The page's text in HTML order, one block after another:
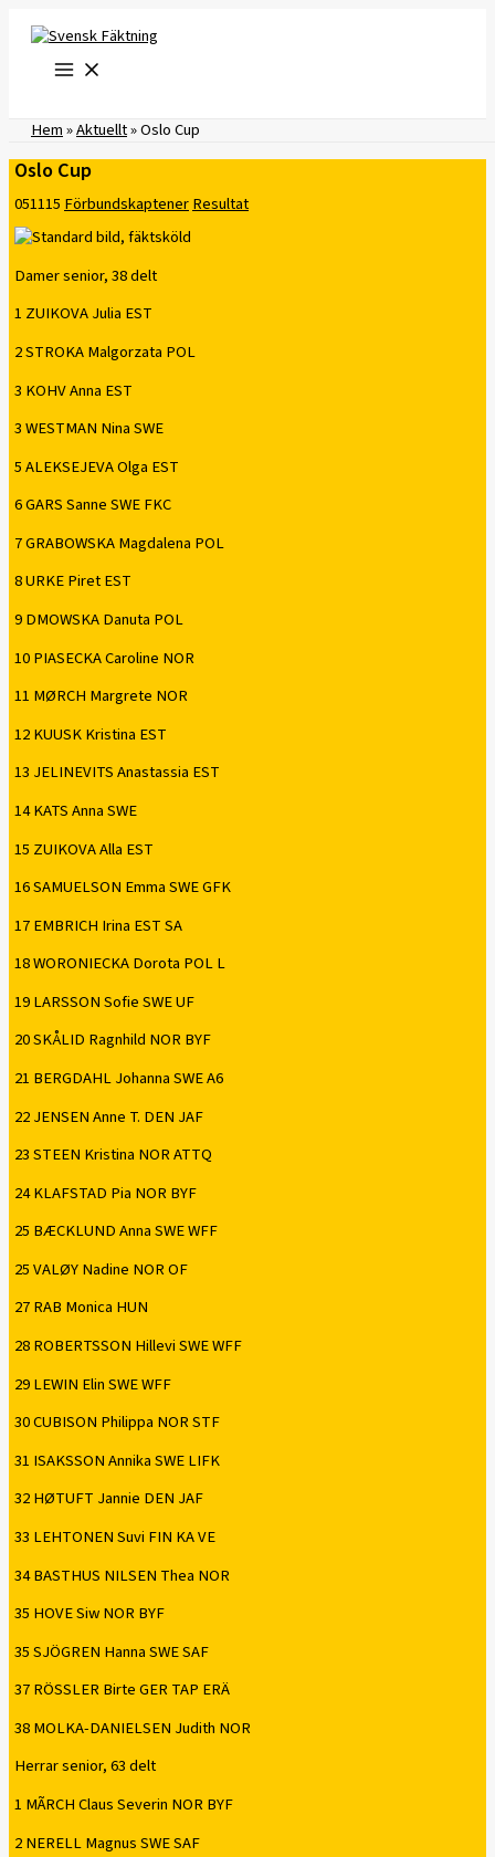
innehåll
Hem»Aktuellt»Oslo Cup
Oslo Cup
051115FörbundskaptenerResultat
Damer senior, 38 delt
1 ZUIKOVA Julia EST
2 STROKA Malgorzata POL
3 KOHV Anna EST
3 WESTMAN Nina SWE
5 ALEKSEJEVA Olga EST
6 GARS Sanne SWE FKC
7 GRABOWSKA Magdalena POL
8 URKE Piret EST
9 DMOWSKA Danuta POL
10 PIASECKA Caroline NOR
11 MØRCH Margrete NOR
12 KUUSK Kristina EST
13 JELINEVITS Anastassia EST
14 KATS Anna SWE
15 ZUIKOVA Alla EST
16 SAMUELSON Emma SWE GFK
17 EMBRICH Irina EST SA
18 WORONIECKA Dorota POL L
19 LARSSON Sofie SWE UF
20 SKÅLID Ragnhild NOR BYF
21 BERGDAHL Johanna SWE A6
22 JENSEN Anne T. DEN JAF
23 STEEN Kristina NOR ATTQ
24 KLAFSTAD Pia NOR BYF
25 BÆCKLUND Anna SWE WFF
25 VALØY Nadine NOR OF
27 RAB Monica HUN
28 ROBERTSSON Hillevi SWE WFF
29 LEWIN Elin SWE WFF
30 CUBISON Philippa NOR STF
31 ISAKSSON Annika SWE LIFK
32 HØTUFT Jannie DEN JAF
33 LEHTONEN Suvi FIN KA VE
34 BASTHUS NILSEN Thea NOR
35 HOVE Siw NOR BYF
35 SJÖGREN Hanna SWE SAF
37 RÖSSLER Birte GER TAP ERÄ
38 MOLKA-DANIELSEN Judith NOR
Herrar senior, 63 delt
1 MÃRCH Claus Severin NOR BYF
2 NERELL Magnus SWE SAF